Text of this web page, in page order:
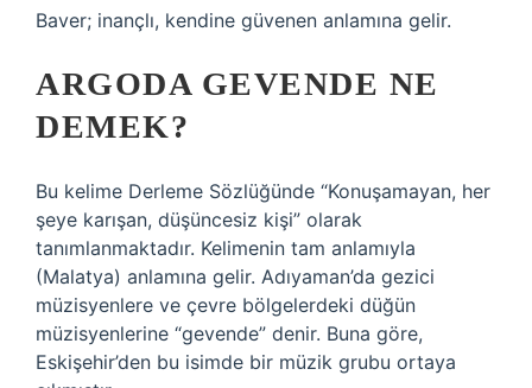
Baver; inançlı, kendine güvenen anlamına gelir.
ARGODA GEVENDE NE
DEMEK?
Bu kelime Derleme Sözlüğünde “Konuşamayan, her
şeye karışan, düşüncesiz kişi” olarak
tanımlanmaktadır. Kelimenin tam anlamıyla
(Malatya) anlamına gelir. Adıyaman’da gezici
müzisyenlere ve çevre bölgelerdeki düğün
müzisyenlerine “gevende” denir. Buna göre,
Eskişehir’den bu isimde bir müzik grubu ortaya